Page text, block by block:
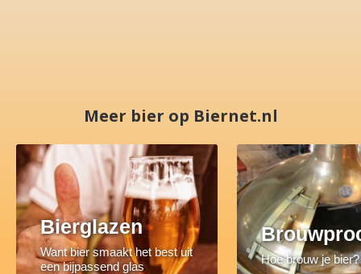
Meer bier op Biernet.nl
Bierglazen
Want bier smaakt het best uit
een bijpassend glas
Hoe brouw je bier?